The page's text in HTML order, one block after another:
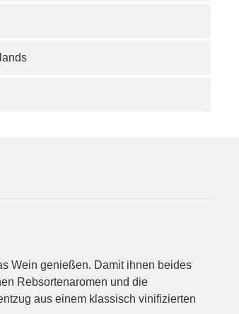
Wein genießen. Damit ihnen beides
Rebsortenaromen und die
aus einem klassisch vinifizierten